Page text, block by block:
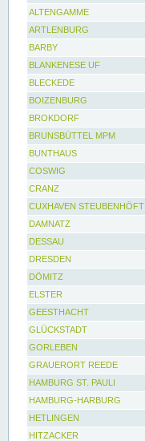
ALTENGAMME
ARTLENBURG
BARBY
BLANKENESE UF
BLECKEDE
BOIZENBURG
BROKDORF
BRUNSBÜTTEL MPM
BUNTHAUS
COSWIG
CRANZ
CUXHAVEN STEUBENHÖFT
DAMNATZ
DESSAU
DRESDEN
DÖMITZ
ELSTER
GEESTHACHT
GLÜCKSTADT
GORLEBEN
GRAUERORT REEDE
HAMBURG ST. PAULI
HAMBURG-HARBURG
HETLINGEN
HITZACKER